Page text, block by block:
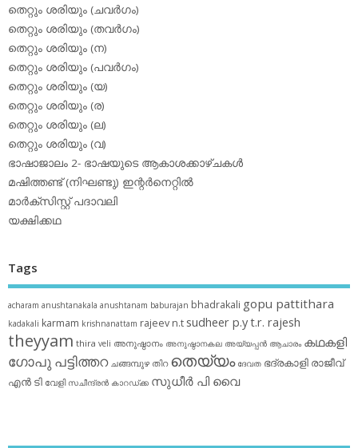
തെറ്റും ശരിയും (ചവര്‍ഗം)
തെറ്റും ശരിയും (തവര്‍ഗം)
തെറ്റും ശരിയും (ന)
തെറ്റും ശരിയും (പവര്‍ഗം)
തെറ്റും ശരിയും (യ)
തെറ്റും ശരിയും (ര)
തെറ്റും ശരിയും (ല)
തെറ്റും ശരിയും (വ)
ഭാഷാജാലം 2- ഭാഷയുടെ ആകാശക്കാഴ്ചകള്‍
മഷിത്തണ്ട് (നിഘണ്ടു) ഇന്റര്‍നെറ്റില്‍
മാര്‍ക്‌സിസ്റ്റ് പദാവലി
യക്ഷിക്കഥ
Tags
acharam anushtanakala anushtanam baburajan bhadrakali gopu pattithara
kadakali karmam krishnanattam rajeev n.t sudheer p.yt.r. rajesh
theyyam thira veli അനുഷ്ഠാനം അനുഷ്ഠാനകല അയ്യപ്പന്‍ ആചാരം കഥകളി
ഗോപു പട്ടിത്തറ ചങ്ങമ്പുഴ തിറ തെയ്യം ദേവത ഭദ്രകാളി രാജീവ്
എൻ ടി വേളി സചീന്ദ്രന്‍ കാറഡ്ക്ക സുധീര്‍ പി വൈ